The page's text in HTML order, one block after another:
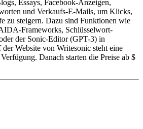
Essays, Facebook-Anzeigen,
und Verkaufs-E-Mails, um Klicks,
zu steigern. Dazu sind Funktionen wie
Frameworks, Schlüsselwort-
der Sonic-Editor (GPT-3) in
Website von Writesonic steht eine
Danach starten die Preise ab $